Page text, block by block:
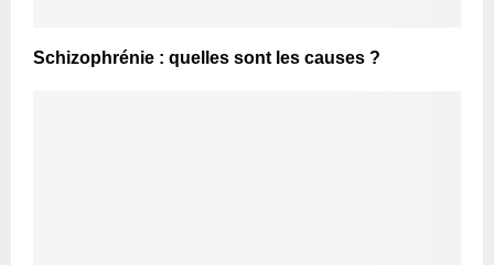
Schizophrénie : quelles sont les causes ?